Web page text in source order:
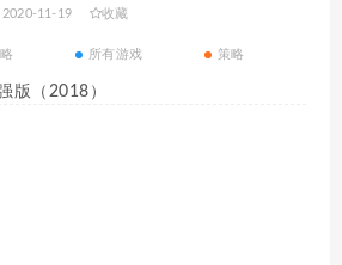
2020-11-19 收藏
所有游戏 策略
版（2018）